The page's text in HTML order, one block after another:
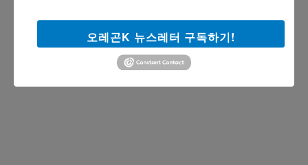
오레곤K 뉴스레터 구독하기!